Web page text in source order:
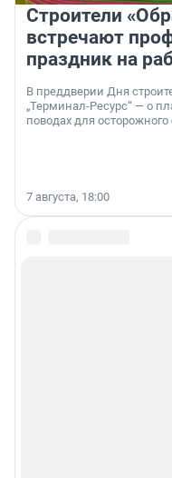
Строители
встречают
праздник на
В преддверии Дня
„Терминал-Ресурс“ — о
поводах для
7 августа, 18:00